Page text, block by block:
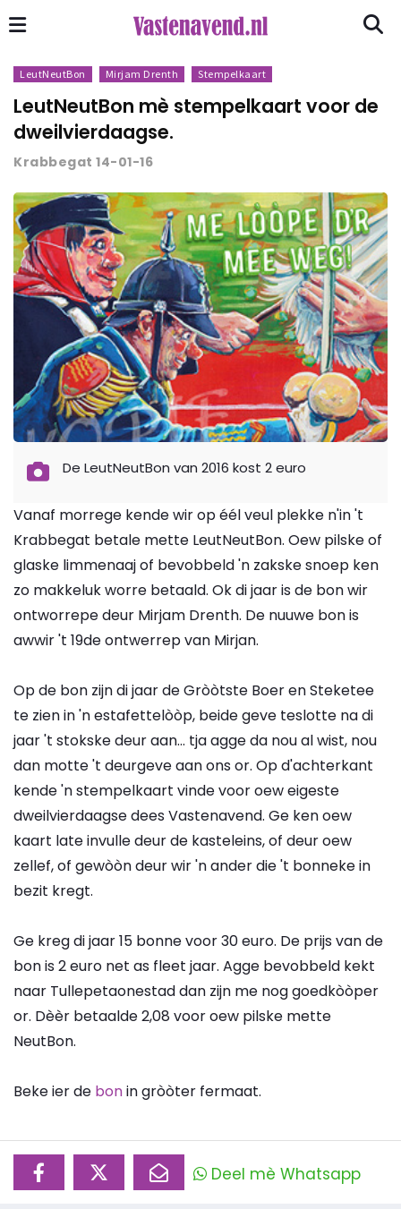
LeutNeutBon Mirjam Drenth Stempelkaart
LeutNeutBon mè stempelkaart voor de
dweilvierdaagse.
Krabbegat 14-01-16
De LeutNeutBon van 2016 kost 2 euro
Vanaf morrege kende wir op éél veul plekke n'in 't
Krabbegat betale mette LeutNeutBon. Oew pilske of
glaske limmenaaj of bevobbeld 'n zakske snoep ken
zo makkeluk worre betaald. Ok di jaar is de bon wir
ontworrepe deur Mirjam Drenth. De nuuwe bon is
awwir 't 19de ontwerrep van Mirjan.
Op de bon zijn di jaar de Gròòtste Boer en Steketee
te zien in 'n estafettelòòp, beide geve teslotte na di
jaar 't stokske deur aan... tja agge da nou al wist, nou
dan motte 't deurgeve aan ons or. Op d'achterkant
kende 'n stempelkaart vinde voor oew eigeste
dweilvierdaagse dees Vastenavend. Ge ken oew
kaart late invulle deur de kasteleins, of deur oew
zellef, of gewòòn deur wir 'n ander die 't bonneke in
bezit kregt.
Ge kreg di jaar 15 bonne voor 30 euro. De prijs van de
bon is 2 euro net as fleet jaar. Agge bevobbeld kekt
naar Tullepetaonestad dan zijn me nog goedkòòper
or. Dèèr betaalde 2,08 voor oew pilske mette
NeutBon.
Beke ier de bonin gròòter fermaat.
Deel mè Whatsapp